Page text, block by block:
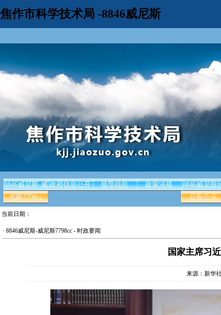
焦作市科学技术局 -8846威尼斯
8846威尼斯-威
尼斯7798cc
政府信息公开 领导信息 政策法规
8846威尼斯
公告公示
当前日期：
· 8846威尼斯-威尼斯7798cc - 时政要闻
国家主席习
来源：新华